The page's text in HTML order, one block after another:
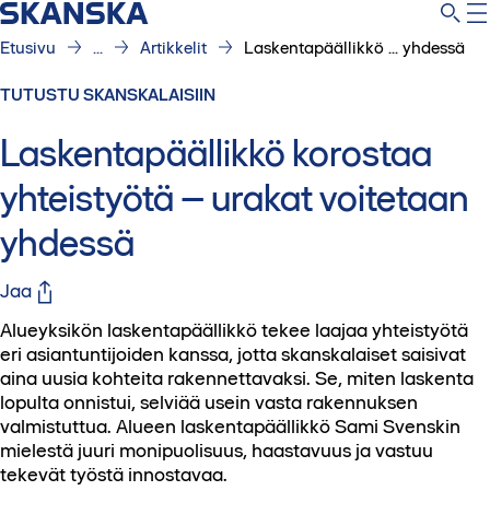
Etusivu ... Artikkelit Laskentapäällikkö ... yhdessä
TUTUSTU SKANSKALAISIIN
Laskentapäällikkö korostaa
yhteistyötä – urakat voitetaan
yhdessä
Jaa
Alueyksikön laskentapäällikkö tekee laajaa yhteistyötä
eri asiantuntijoiden kanssa, jotta skanskalaiset saisivat
aina uusia kohteita rakennettavaksi. Se, miten laskenta
lopulta onnistui, selviää usein vasta rakennuksen
valmistuttua. Alueen laskentapäällikkö Sami Svenskin
mielestä juuri monipuolisuus, haastavuus ja vastuu
tekevät työstä innostavaa.